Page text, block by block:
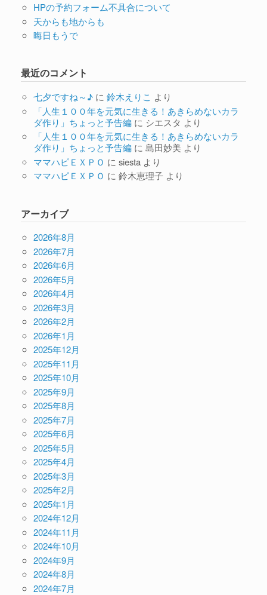
HPの予約フォーム不具合について
天からも地からも
晦日もうで
最近のコメント
七夕ですね～♪に 鈴木えりこ より
「人生１００年を元気に生きる！あきらめないカラ
ダ作り」ちょっと予告編に シエスタ より
「人生１００年を元気に生きる！あきらめないカラ
ダ作り」ちょっと予告編に 島田妙美 より
ママハピＥＸＰＯ に siestaより
ママハピＥＸＰＯ に 鈴木恵理子より
アーカイブ
2026年8月
2026年7月
2026年6月
2026年5月
2026年4月
2026年3月
2026年2月
2026年1月
2025年12月
2025年11月
2025年10月
2025年9月
2025年8月
2025年7月
2025年6月
2025年5月
2025年4月
2025年3月
2025年2月
2025年1月
2024年12月
2024年11月
2024年10月
2024年9月
2024年8月
2024年7月